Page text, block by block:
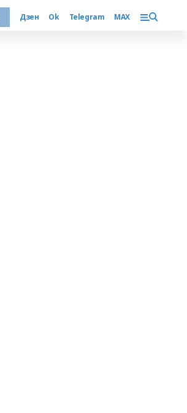
Дзен Ok Telegram MAX